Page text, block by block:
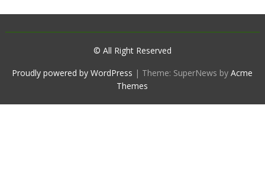
© All Right Reserved
Proudly powered by WordPress | Theme: SuperNews byAcme
Themes